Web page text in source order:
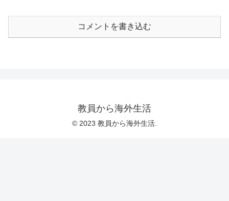
コメントを書き込む
教員から海外生活
© 2023 教員から海外生活.